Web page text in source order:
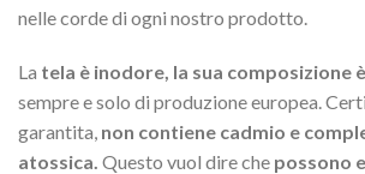
nelle corde di ogni nostro prodotto.
La tela è inodore, la sua composizione
sempre e solo di produzione europea.
garantita, non contiene cadmio e
atossica. Questo vuol dire che possono